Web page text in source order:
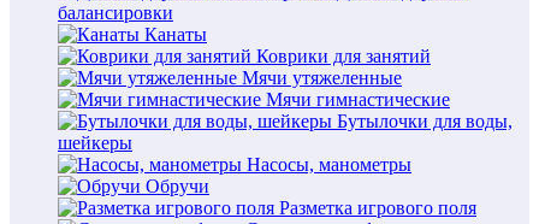
балансировки
Канаты
Коврики для занятий
Мячи утяжеленные
Мячи гимнастические
Бутылочки для воды,
шейкеры
Насосы, манометры
Обручи
Разметка игрового поля